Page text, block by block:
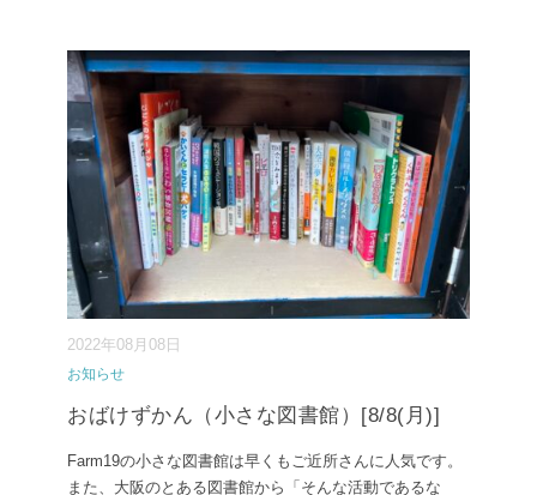
2022年08月08日
お知らせ
おばけずかん（小さな図書館）[8/8(月)]
Farm19の小さな図書館は早くもご近所さんに人気です。
また、大阪のとある図書館から「そんな活動であるな